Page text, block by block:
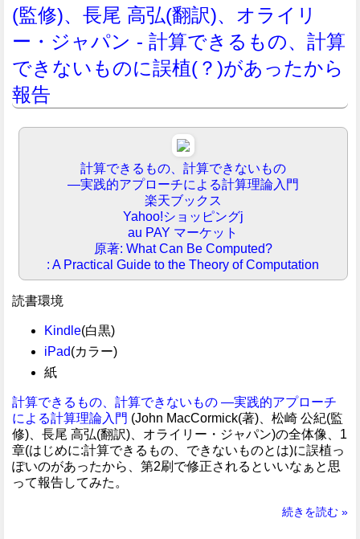
(監修)、長尾 高弘(翻訳)、オライリ
ー・ジャパン - 計算できるもの、計算
できないものに誤植(？)があったから
報告
計算できるもの、計算できないもの
―実践的アプローチによる計算理論入門
楽天ブックス
Yahoo!ショッピングj
au PAY マーケット
原著: What Can Be Computed?
: A Practical Guide to the Theory of Computation
読書環境
Kindle(白黒)
iPad(カラー)
紙
計算できるもの、計算できないもの ―実践的アプローチ
による計算理論入門 (John MacCormick(著)、松崎 公紀(監
修)、長尾 高弘(翻訳)、オライリー・ジャパン)の全体像、1
章(はじめに:計算できるもの、できないものとは)に誤植っ
ぽいのがあったから、第2刷で修正されるといいなぁと思
って報告してみた。
続きを読む »